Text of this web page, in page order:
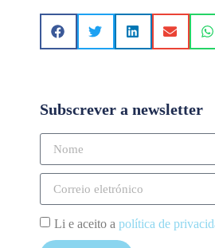
Subscrever a newsletter
Li e aceito a política de